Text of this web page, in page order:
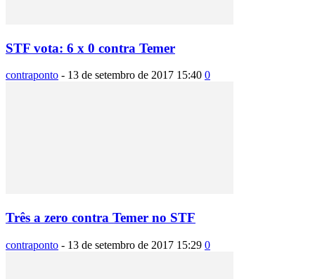
STF vota: 6 x 0 contra Temer
contraponto - 13 de setembro de 2017 15:40 0
Três a zero contra Temer no STF
contraponto - 13 de setembro de 2017 15:29 0